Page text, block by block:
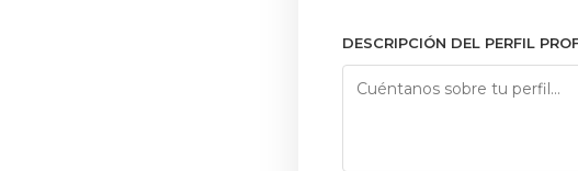
DESCRIPCIÓN DEL PERFIL